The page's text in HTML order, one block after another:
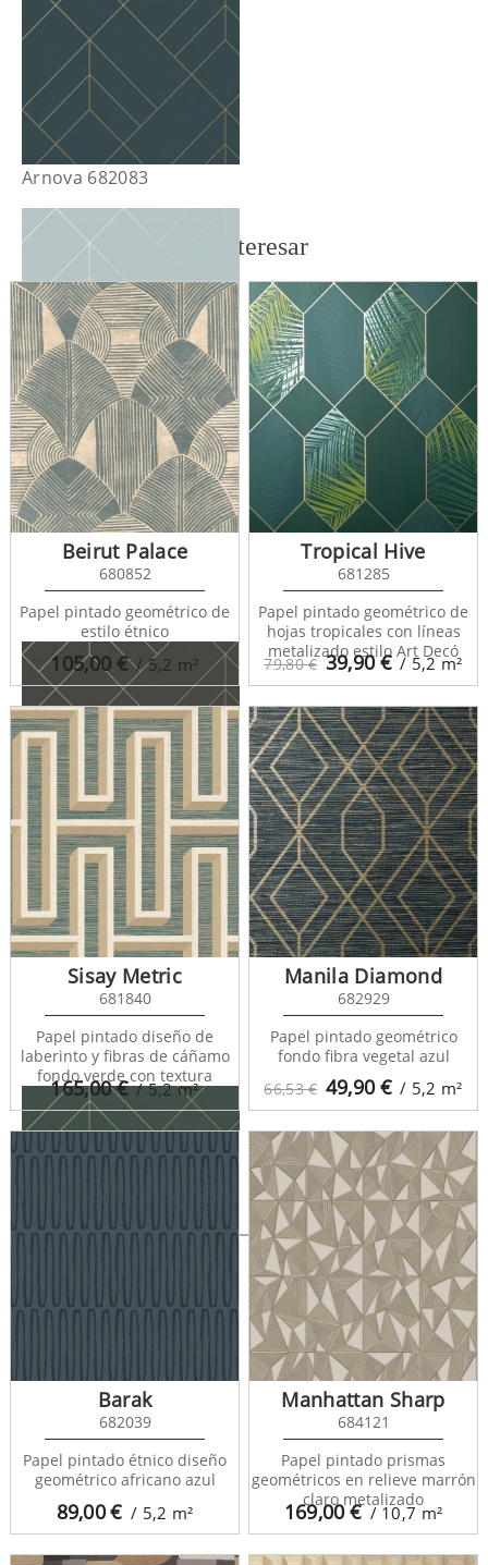
Arnova 682083
Arnova 682084
Arnova 682086
También te puede interesar
105,00 € / 5,2 m²
Beirut Palace
680852
Papel pintado geométrico de
estilo étnico
79,80 € 39,90€ / 5,2m²
Tropical Hive
681285
Papel pintado geométrico de
hojas tropicales con líneas
metalizado estilo Art Decó
165,00€ / 5,2m²
Sisay Metric
681840
Papel pintado diseño de
laberinto y fibras de cáñamo
fondo verde con textura
66,53 € 49,90€ / 5,2 m²
Manila Diamond
682929
Papel pintado geométrico
fondo fibra vegetal azul
89,00€ / 5,2 m²
Barak
682039
Papel pintado étnico diseño
geométrico africano azul
169,00€ / 10,7 m²
Manhattan Sharp
684121
Papel pintado prismas
geométricos en relieve marrón
claro metalizado